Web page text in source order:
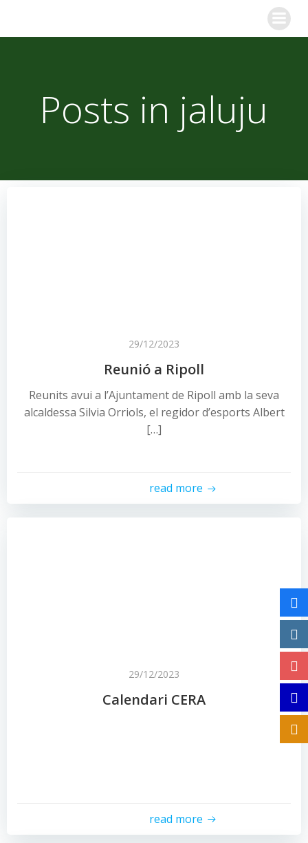
content
Posts in jaluju
29/12/2023
Reunió a Ripoll
Reunits avui a l’Ajuntament de Ripoll amb la seva
alcaldessa Silvia Orriols, el regidor d’esports Albert
[…]
read more
29/12/2023
Calendari CERA
read more